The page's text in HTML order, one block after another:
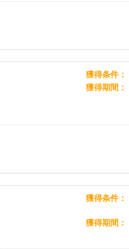
獲得条件
獲得期間
獲得条件
獲得期間